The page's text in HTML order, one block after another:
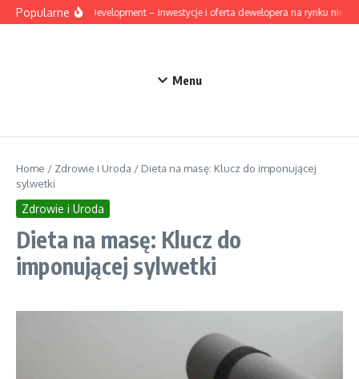
Przejdź do treści
PopularneMesta Development – inwestycje i oferta dewelopera na rynku
Menu
Home / Zdrowie i Uroda / Dieta na masę: Klucz do imponującej
sylwetki
Zdrowie i Uroda
Dieta na masę: Klucz do
imponującej sylwetki